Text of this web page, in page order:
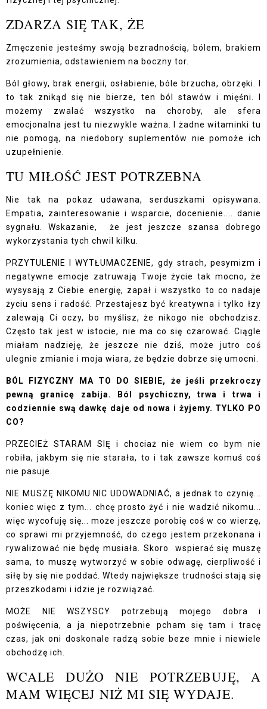
ZDARZA SIĘ TAK, ŻE
Zmęczenie jesteśmy swoją bezradnością, bólem, brakiem
zrozumienia, odstawieniem na boczny tor.
Ból głowy, brak energii, osłabienie, bóle brzucha, obrzęki. I
to tak znikąd się nie bierze, ten ból stawów i mięśni.
możemy zwalać wszystko na choroby, ale sfera
emocjonalna jest tu niezwykle ważna. I żadne witaminki tu
nie pomogą, na niedobory suplementów nie pomoże ich
uzupełnienie.
TU MIŁOŚĆ JEST POTRZEBNA
Nie tak na pokaz udawana, serduszkami opisywana.
Empatia, zainteresowanie i wsparcie, docenienie.... danie
sygnału. Wskazanie, że jest jeszcze szansa dobrego
wykorzystania tych chwil kilku.
PRZYTULENIE I WYTŁUMACZENIE, gdy strach, pesymizm i
negatywne emocje zatruwają Twoje życie tak mocno, że
wysysają z Ciebie energię, zapał i wszystko to co nadaje
życiu sens i radość. Przestajesz być kreatywna i tylko łzy
zalewają Ci oczy, bo myślisz, że nikogo nie obchodzisz.
Często tak jest w istocie, nie ma co się czarować. Ciągle
miałam nadzieję, że jeszcze nie dziś, może jutro coś
ulegnie zmianie i moja wiara, że będzie dobrze się umocni.
BÓL FIZYCZNY MA TO DO SIEBIE, że jeśli przekroczy
pewną granicę zabija. Ból psychiczny, trwa i trwa i
codziennie swą dawkę daje od nowa i żyjemy. TYLKO PO
CO?
PRZECIEŻ STARAM SIĘ i chociaż nie wiem co bym nie
robiła, jakbym się nie starała, to i tak zawsze komuś coś
nie pasuje.
NIE MUSZĘ NIKOMU NIC UDOWADNIAĆ, a jednak to czynię...
koniec więc z tym... chcę prosto żyć i nie wadzić nikomu...
więc wycofuję się... może jeszcze porobię coś w co wierzę,
co sprawi mi przyjemność, do czego jestem przekonana i
rywalizować nie będę musiała. Skoro wspierać się muszę
sama, to muszę wytworzyć w sobie odwagę, cierpliwość i
siłę by się nie poddać. Wtedy największe trudności stają się
przeszkodami i idzie je rozwiązać.
MOŻE NIE WSZYSCY potrzebują mojego dobra i
poświęcenia, a ja niepotrzebnie pcham się tam i tracę
czas, jak oni doskonale radzą sobie beze mnie i niewiele
obchodzę ich.
WCALE DUŻO NIE POTRZEBUJĘ, A
MAM WIĘCEJ NIŻ MI SIĘ WYDAJE.